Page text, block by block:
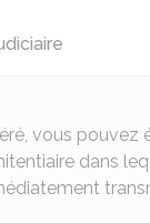
vous
dans